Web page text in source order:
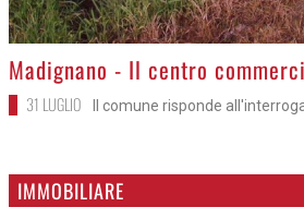
>Madignano - Il centro
31 LUGLIO Il comune risponde
IMMOBILIARE